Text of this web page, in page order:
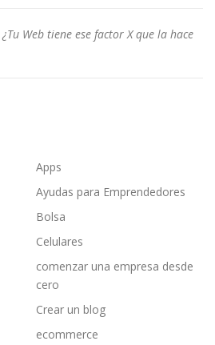
¿Tu Web tiene ese factor X que la hace
Apps
Ayudas para Emprendedores
Bolsa
Celulares
comenzar una empresa desde
cero
Crear un blog
ecommerce